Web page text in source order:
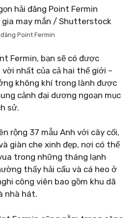
gia may mắn / Shutterstock
Point Fermin
Fermin, bạn sẽ có được
nhất của cả hai thế giới –
không khí trong lành được
cảnh đại dương ngoạn mục
sử.
rộng 37 mẫu Anh với cây cối,
giàn che xinh đẹp, nơi có thể
trong những tháng lạnh
thấy hải cẩu và cá heo ở
công viên bao gồm khu dã
nhà hát.